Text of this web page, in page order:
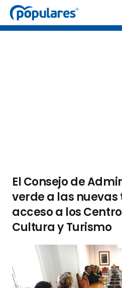
El Consejo de
verde a las
acceso a los
Cultura y Turismo